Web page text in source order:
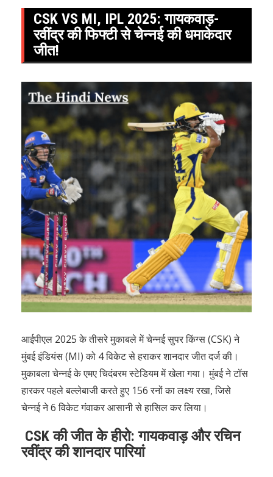
CSK VS MI, IPL 2025: गायकवाड़-
रवींद्र की फिफ्टी से चेन्नई की धमाकेदार
जीत!
आईपीएल 2025 के तीसरे मुकाबले में चेन्नई सुपर किंग्स (CSK) ने
मुंबई इंडियंस (MI) को 4 विकेट से हराकर शानदार जीत दर्ज की।
मुकाबला चेन्नई के एमए चिदंबरम स्टेडियम में खेला गया। मुंबई ने टॉस
हारकर पहले बल्लेबाजी करते हुए 156 रनों का लक्ष्य रखा, जिसे
चेन्नई ने 6 विकेट गंवाकर आसानी से हासिल कर लिया।
CSK की जीत के हीरो: गायकवाड़ और रचिन
रवींद्र की शानदार पारियां